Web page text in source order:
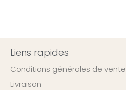
Liens rapides
Conditions générales de vente
Livraison